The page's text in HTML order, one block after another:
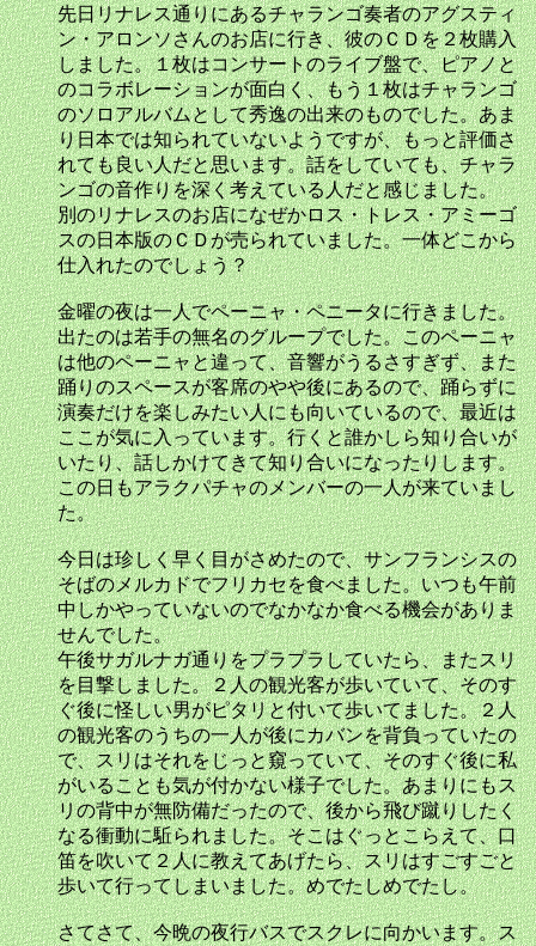
先日リナレス通りにあるチャランゴ奏者のアグスティ
ン・アロンソさんのお店に行き、彼のＣＤを２枚購入
しました。１枚はコンサートのライブ盤で、ピアノと
のコラボレーションが面白く、もう１枚はチャランゴ
のソロアルバムとして秀逸の出来のものでした。あま
り日本では知られていないようですが、もっと評価さ
れても良い人だと思います。話をしていても、チャラ
ンゴの音作りを深く考えている人だと感じました。
別のリナレスのお店になぜかロス・トレス・アミーゴ
スの日本版のＣＤが売られていました。一体どこから
仕入れたのでしょう？
金曜の夜は一人でペーニャ・ペニータに行きました。
出たのは若手の無名のグループでした。このペーニャ
は他のペーニャと違って、音響がうるさすぎず、また
踊りのスペースが客席のやや後にあるので、踊らずに
演奏だけを楽しみたい人にも向いているので、最近は
ここが気に入っています。行くと誰かしら知り合いが
いたり、話しかけてきて知り合いになったりします。
この日もアラクパチャのメンバーの一人が来ていまし
た。
今日は珍しく早く目がさめたので、サンフランシスの
そばのメルカドでフリカセを食べました。いつも午前
中しかやっていないのでなかなか食べる機会がありま
せんでした。
午後サガルナガ通りをプラプラしていたら、またスリ
を目撃しました。２人の観光客が歩いていて、そのす
ぐ後に怪しい男がピタリと付いて歩いてました。２人
の観光客のうちの一人が後にカバンを背負っていたの
で、スリはそれをじっと窺っていて、そのすぐ後に私
がいることも気が付かない様子でした。あまりにもス
リの背中が無防備だったので、後から飛び蹴りしたく
なる衝動に駈られました。そこはぐっとこらえて、口
笛を吹いて２人に教えてあげたら、スリはすごすごと
歩いて行ってしまいました。めでたしめでたし。
さてさて、今晩の夜行バスでスクレに向かいます。ス